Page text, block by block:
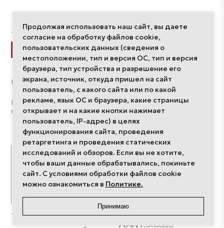
Продолжая использовать наш сайт, вы даете
согласие на обработку файлов cookie,
пользовательских данных (сведения о
местоположении, тип и версия ОС, тип и версия
браузера, тип устройства и разрешение его
экрана, источник, откуда пришел на сайт
пользователь, с какого сайта или по какой
рекламе, язык ОС и браузера, какие страницы
открывает и на какие кнопки нажимает
пользователь, IP-адрес) в целях
функционирования сайта, проведения
ретаргетинга и проведения статических
исследований и обзоров. Если вы не хотите,
чтобы ваши данные обрабатывались, покиньте
сайт. С условиями обработки файлов cookie
можно ознакомиться в Политике.
Принимаю
Политика обработки
персональных данных
Разделы
Интерьеры
Компании
Дизайнеры
О редакции
Публикации
События
Про дизайн
Архив номеров
Проекты
Школа дизайна
Неделя дизайна
Премия